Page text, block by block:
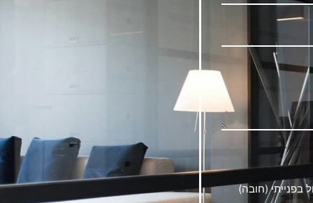
בפנייתי (חובה)